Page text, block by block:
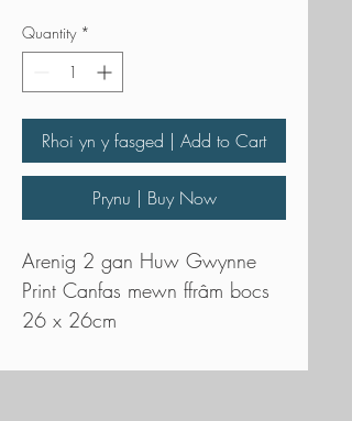
Quantity *
Rhoi yn y fasged | Add to Cart
Prynu | Buy Now
Arenig 2 gan Huw Gwynne
Print Canfas mewn ffrâm bocs
26 x 26cm